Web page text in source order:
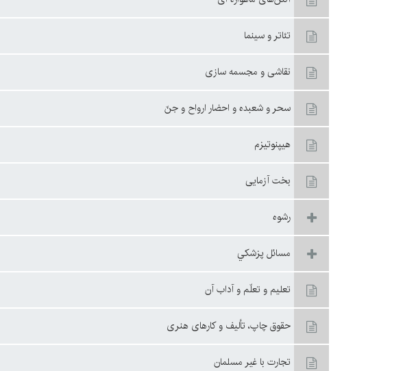
تئاتر و سينما
نقاشى و مجسمه سازى
سحر و شعبده و احضار ارواح و جنّ
هيپنوتيزم
بخت آزمايى‏
رشوه
مسائل پزشكي
تعليم و تعلّم و آداب آن
حقوق چاپ، تأليف و كارهای هنری
تجارت با غير مسلمان